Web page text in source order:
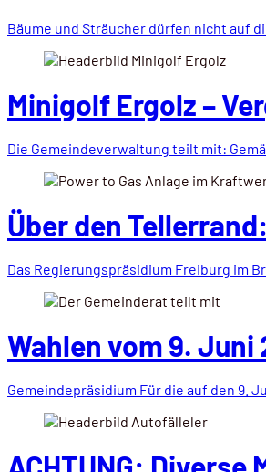
Bäume und Sträucher dürfen nicht auf
Minigolf Ergolz –
Die Gemeindeverwaltung teilt mit:
Über den
Das Regierungspräsidium Freiburg im
Wahlen vom 9.
Gemeindepräsidium Für die auf den 9.